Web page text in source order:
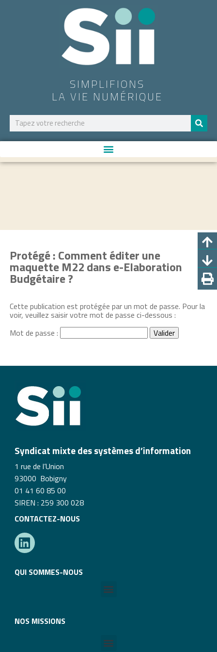
SIMPLIFIONS
LA VIE NUMÉRIQUE
Protégé : Comment éditer une
maquette M22 dans e-Elaboration
Budgétaire ?
Cette publication est protégée par un mot de passe. Pour la
voir, veuillez saisir votre mot de passe ci-dessous :
Mot de passe :
Syndicat mixte des systèmes d’information
1 rue de l’Union
93000 Bobigny
01 41 60 85 00
SIREN : 259 300 028
CONTACTEZ-NOUS
QUI SOMMES-NOUS
NOS MISSIONS